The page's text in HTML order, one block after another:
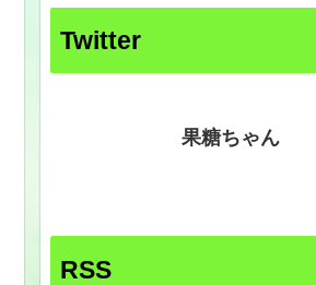
Twitter
果糖ちゃん
RSS